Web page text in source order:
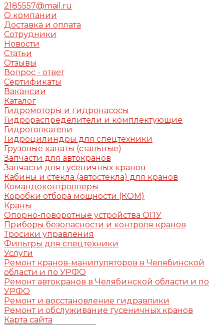
2185557@mail.ru
О компании
Доставка и оплата
Сотрудники
Новости
Статьи
Отзывы
Вопрос - ответ
Сертификаты
Вакансии
Каталог
Гидромоторы и гидронасосы
Гидрораспределители и комплектующие
Гидротолкатели
Гидроцилиндры для спецтехники
Грузовые канаты (стальные)
Запчасти для автокранов
Запчасти для гусеничных кранов
Кабины и стекла (автостекла) для кранов
Командоконтроллеры
Коробки отбора мощности (КОМ)
Краны
Опорно-поворотные устройства ОПУ
Приборы безопасности и контроля кранов
Тросики управления
Фильтры для спецтехники
Услуги
Ремонт кранов-манипуляторов в Челябинской
области и по УРФО
Ремонт автокранов в Челябинской области и по
УРФО
Ремонт и восстановление гидравлики
Ремонт и обслуживание гусеничных кранов
Карта сайта